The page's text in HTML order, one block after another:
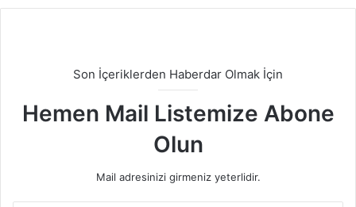
Son İçeriklerden Haberdar Olmak İçin
Hemen Mail Listemize Abone
Olun
Mail adresinizi girmeniz yeterlidir.